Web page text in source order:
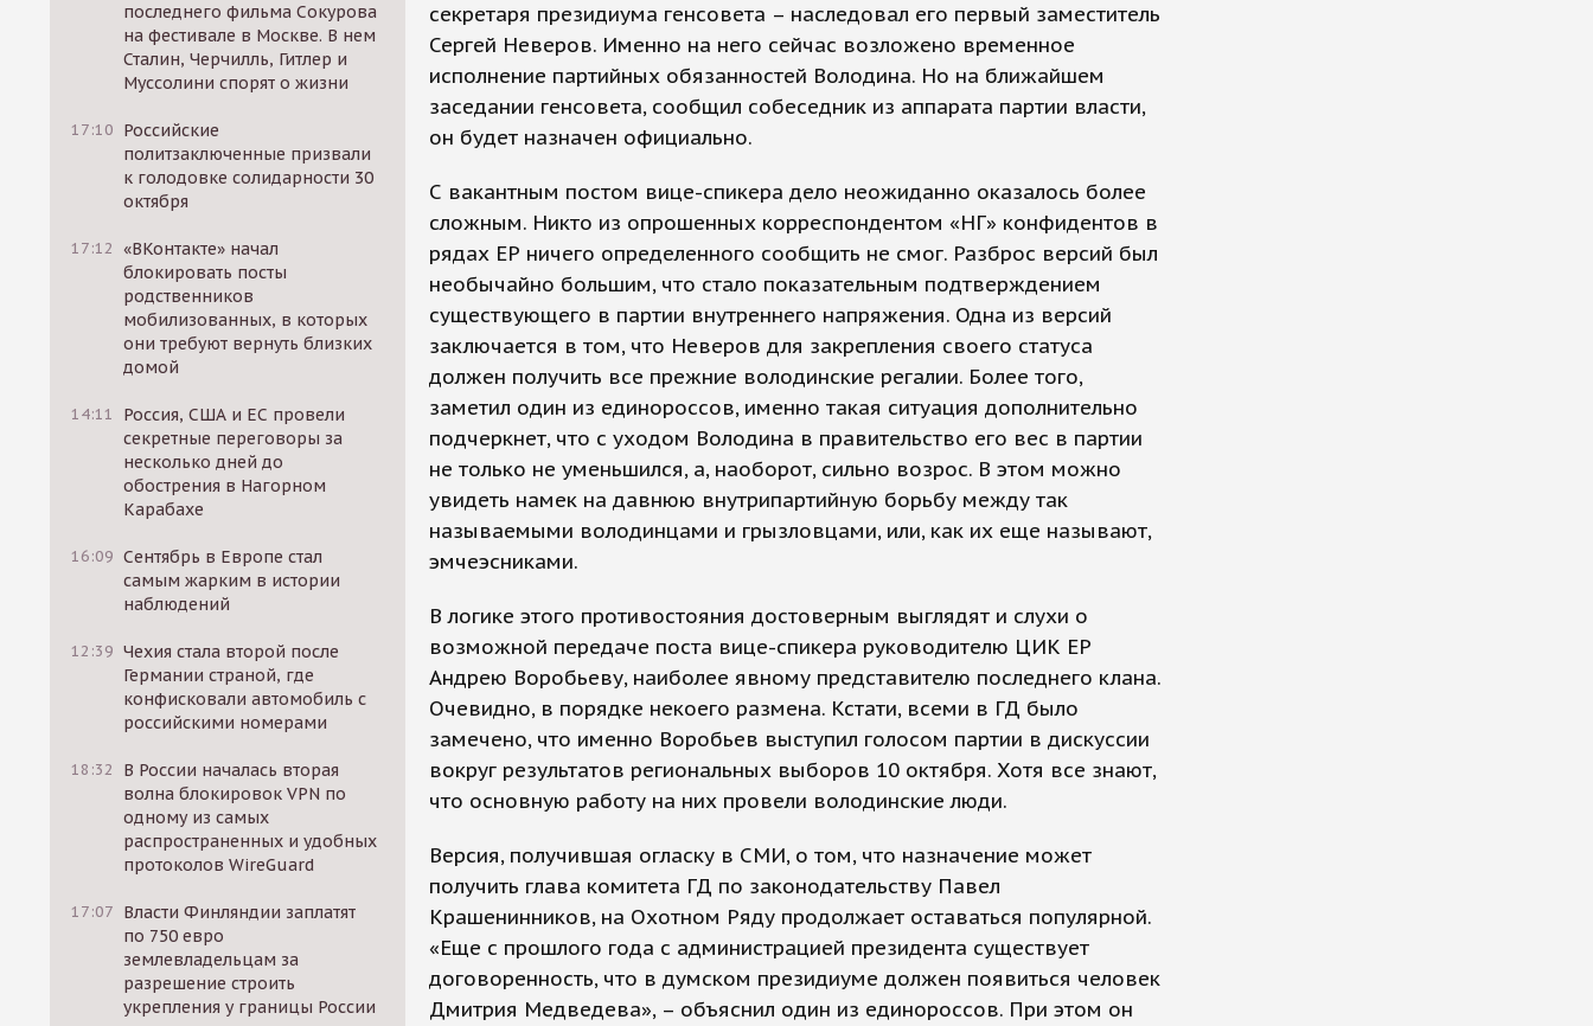
последнего фильма Сокурова
на фестивале в Москве. В нем
Сталин, Черчилль, Гитлер и
Муссолини спорят о жизни
17:10 Российские
политзаключенные призвали
к голодовке солидарности 30
октября
17:12 «ВКонтакте» начал
блокировать посты
родственников
мобилизованных, в которых
они требуют вернуть близких
домой
14:11
Россия, США и ЕС провели
секретные переговоры за
несколько дней до
обострения в Нагорном
Карабахе
16:09 Сентябрь в Европе стал
самым жарким в истории
наблюдений
12:39 Чехия стала второй после
Германии страной, где
конфисковали автомобиль с
российскими номерами
18:32
В России началась вторая
волна блокировок VPN по
одному из самых
распространенных и удобных
протоколов WireGuard
17:07 Власти Финляндии заплатят
по 750 евро
землевладельцам за
разрешение строить
укрепления у границы России
секретаря президиума генсовета – наследовал его первый заместитель
Сергей Неверов. Именно на него сейчас возложено временное
исполнение партийных обязанностей Володина. Но на ближайшем
заседании генсовета, сообщил собеседник из аппарата партии власти,
он будет назначен официально.
С вакантным постом вице-спикера дело неожиданно оказалось более
сложным. Никто из опрошенных корреспондентом «НГ» конфидентов в
рядах ЕР ничего определенного сообщить не смог. Разброс версий был
необычайно большим, что стало показательным подтверждением
существующего в партии внутреннего напряжения. Одна из версий
заключается в том, что Неверов для закрепления своего статуса
должен получить все прежние володинские регалии. Более того,
заметил один из единороссов, именно такая ситуация дополнительно
подчеркнет, что с уходом Володина в правительство его вес в партии
не только не уменьшился, а, наоборот, сильно возрос. В этом можно
увидеть намек на давнюю внутрипартийную борьбу между так
называемыми володинцами и грызловцами, или, как их еще называют,
эмчеэсниками.
В логике этого противостояния достоверным выглядят и слухи о
возможной передаче поста вице-спикера руководителю ЦИК ЕР
Андрею Воробьеву, наиболее явному представителю последнего клана.
Очевидно, в порядке некоего размена. Кстати, всеми в ГД было
замечено, что именно Воробьев выступил голосом партии в дискуссии
вокруг результатов региональных выборов 10 октября. Хотя все знают,
что основную работу на них провели володинские люди.
Версия, получившая огласку в СМИ, о том, что назначение может
получить глава комитета ГД по законодательству Павел
Крашенинников, на Охотном Ряду продолжает оставаться популярной.
«Еще с прошлого года с администрацией президента существует
договоренность, что в думском президиуме должен появиться человек
Дмитрия Медведева», – объяснил один из единороссов. При этом он